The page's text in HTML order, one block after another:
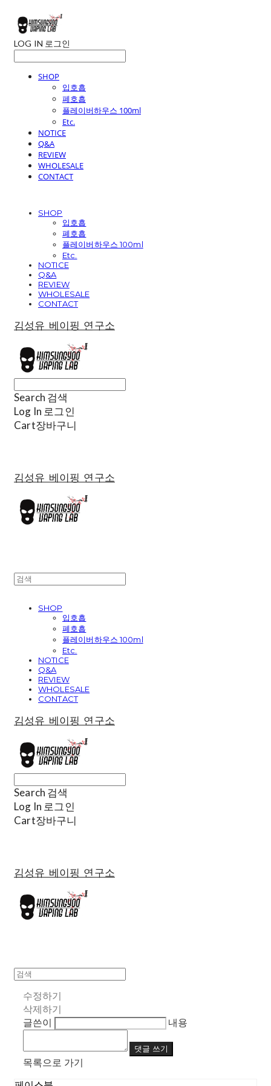
LOG IN 로그인
SHOP
입호흡
폐호흡
플레이버하우스 100ml
Etc.
NOTICE
Q&A
REVIEW
WHOLESALE
CONTACT
SHOP
입호흡
폐호흡
플레이버하우스 100ml
Etc.
NOTICE
Q&A
REVIEW
WHOLESALE
CONTACT
김성유 베이핑 연구소
Search 검색
Log In 로그인
Cart장바구니
김성유 베이핑 연구소
SHOP
입호흡
폐호흡
플레이버하우스 100ml
Etc.
NOTICE
Q&A
REVIEW
WHOLESALE
CONTACT
김성유 베이핑 연구소
Search 검색
Log In 로그인
Cart장바구니
김성유 베이핑 연구소
수정하기
삭제하기
글쓴이
내용
댓글 쓰기
목록으로 가기